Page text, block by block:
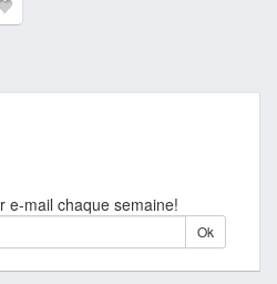
e-mail chaque semaine!